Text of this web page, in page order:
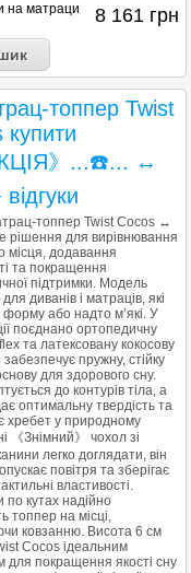
на матраци
8 161 грн
топпер Twist
купити
》...☎️... ↔
відгуки
топпер Twist Cocos ↔
рішення для вирівнювання
місця, додавання
та покращення
підтримки. Модель
диванів і матраців, які
форму або надто м’які. У
поєднано ортопедичну
та латексовану кокосову
пружну, стійку
для здорового сну.
до контурів тіла, а
оптимальну твердість та
хребет у природному
《Знімний》 чохол зі
легко доглядати, він
повітря та зберігає
властивості.
по кутах надійно
топпер на місці,
ковзанню. Висота 6 см
Cocos ідеальним
для покращення якості сну